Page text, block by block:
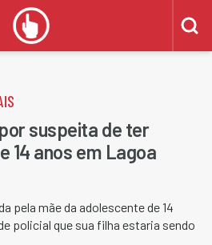
suspeita de ter
14 anos em Lagoa
pela mãe da adolescente de 14
policial que sua filha estaria sendo